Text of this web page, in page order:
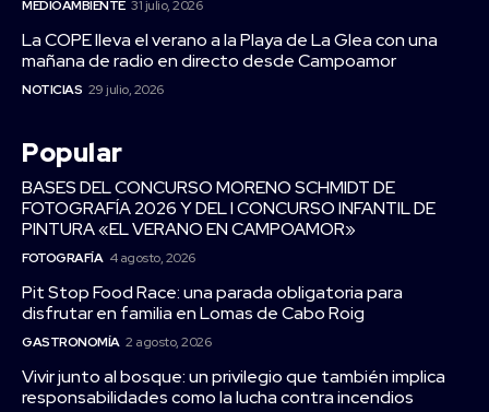
MEDIOAMBIENTE 31 julio, 2026
La COPE lleva el verano a la Playa de La Glea con una
mañana de radio en directo desde Campoamor
NOTICIAS 29 julio, 2026
Popular
BASES DEL CONCURSO MORENO SCHMIDT DE
FOTOGRAFÍA 2026 Y DEL I CONCURSO INFANTIL DE
PINTURA «EL VERANO EN CAMPOAMOR»
FOTOGRAFÍA 4 agosto, 2026
Pit Stop Food Race: una parada obligatoria para
disfrutar en familia en Lomas de Cabo Roig
GASTRONOMÍA 2 agosto, 2026
Vivir junto al bosque: un privilegio que también implica
responsabilidades como la lucha contra incendios